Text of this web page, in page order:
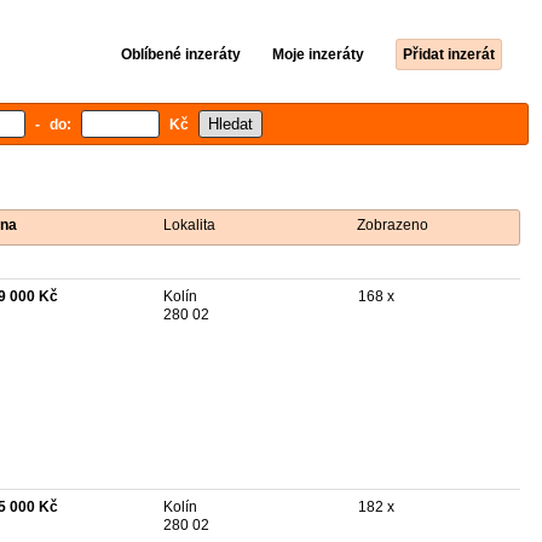
Oblíbené inzeráty Moje inzeráty Přidat inzerát
- do: Kč
Lokalita Zobrazeno
000 Kč
Kolín
280 02
168 x
000 Kč
Kolín
280 02
182 x